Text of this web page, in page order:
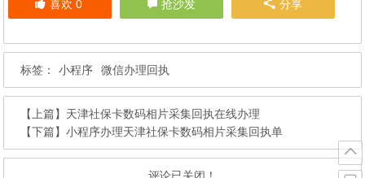
喜欢 0 抢沙发 分享
标签： 小程序 微信办理回执
【上篇】 天津社保卡数码相片采集回执在线办理
【下篇】小程序办理天津社保卡数码相片采集回执单